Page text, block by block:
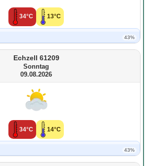
34°C 13°C
43%
Echzell 61209
Sonntag
09.08.2026
34°C 14°C
43%